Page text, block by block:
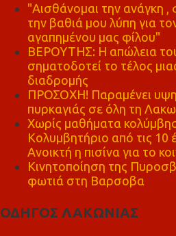
"Αισθάνομαι την ανάγκη
την βαθιά μου λύπη για
αγαπημένου μας φίλου"
ΒΕΡΟΥΤΗΣ: Η απώλεια
σηματοδοτεί το τέλος
διαδρομής
ΠΡΟΣΟΧΗ! Παραμένει
πυρκαγιάς σε όλη τη
Χωρίς μαθήματα
Κολυμβητήριο από τις 10
Ανοικτή η πισίνα για το
Κινητοποίηση της
φωτιά στη Βαρσοβα
ΟΔΗΓΟΣ ΛΑΚΩΝΙΑΣ